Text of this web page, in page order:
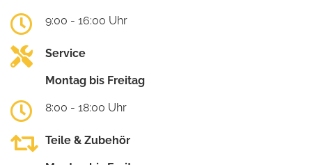
9:00 - 16:00 Uhr
Service
Montag bis Freitag
8:00 - 18:00 Uhr
Teile & Zubehör